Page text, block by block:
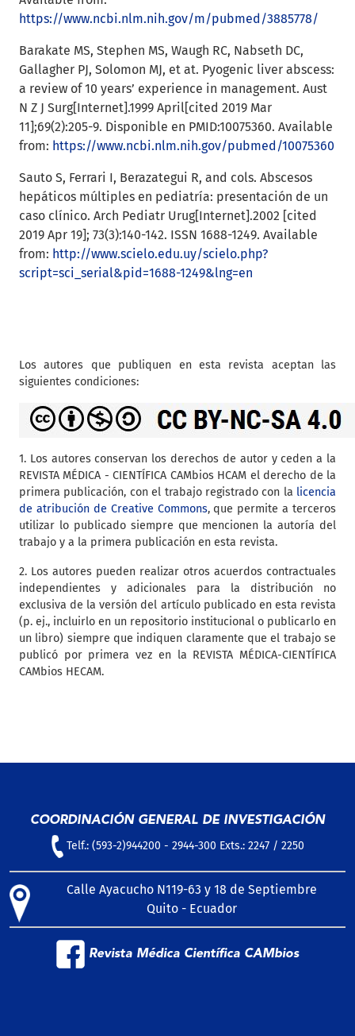
https://www.ncbi.nlm.nih.gov/m/pubmed/3885778/
Barakate MS, Stephen MS, Waugh RC, Nabseth DC,
Gallagher PJ, Solomon MJ, et at. Pyogenic liver abscess:
a review of 10 years’ experience in management. Aust
N Z J Surg[Internet].1999 April[cited 2019 Mar
11];69(2):205-9. Disponible en PMID:10075360. Available
from: https://www.ncbi.nlm.nih.gov/pubmed/10075360
Sauto S, Ferrari I, Berazategui R, and cols. Abscesos
hepáticos múltiples en pediatría: presentación de un
caso clínico. Arch Pediatr Urug[Internet].2002 [cited
2019 Apr 19]; 73(3):140-142. ISSN 1688-1249. Available
from: http://www.scielo.edu.uy/scielo.php?
script=sci_serial&pid=1688-1249&lng=en
Los autores que publiquen en esta revista aceptan las
siguientes condiciones:
1. Los autores conservan los derechos de autor y ceden a la
REVISTA MÉDICA - CIENTÍFICA CAMbios HCAM el derecho de la
primera publicación, con el trabajo registrado con la licencia
de atribución de Creative Commons, que permite a terceros
utilizar lo publicado siempre que mencionen la autoría del
trabajo y a la primera publicación en esta revista.
2. Los autores pueden realizar otros acuerdos contractuales
independientes y adicionales para la distribución no
exclusiva de la versión del artículo publicado en esta revista
(p. ej., incluirlo en un repositorio institucional o publicarlo en
un libro) siempre que indiquen claramente que el trabajo se
publicó por primera vez en la REVISTA MÉDICA-CIENTÍFICA
CAMbios HECAM.
COORDINACIÓN GENERAL DE INVESTIGACIÓN
Telf.: (593-2)944200 - 2944-300 Exts.: 2247 / 2250
Calle Ayacucho N119-63 y 18 de Septiembre
Quito - Ecuador
Revista Médica Científica CAMbios